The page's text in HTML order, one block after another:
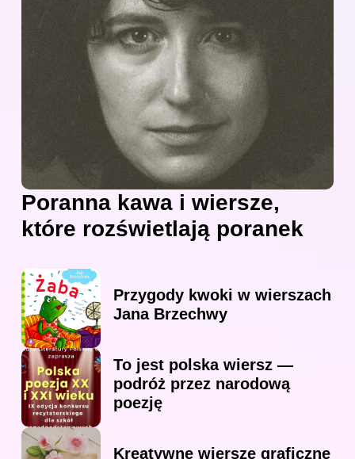
Poranna kawa i wiersze,
które rozświetlają poranek
Przygody kwoki w wierszach
Jana Brzechwy
To jest polska wiersz —
podróż przez narodową
poezję
Kreatywne wiersze graficzne